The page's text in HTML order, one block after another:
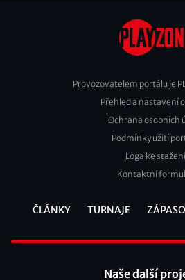
Footer
Provozovatelem portálu je
Přehled a nastavení
Ochrana osobních
Podmínky užití
Loga ke stažení
Kontaktní
ČLÁNKY TURNAJE
Naše další